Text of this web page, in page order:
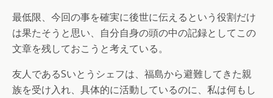
最低限、今回の事を確実に後世に伝えるという役割だけ
は果たそうと思い、自分自身の頭の中の記録としてこの
文章を残しておこうと考えている。
友人であるSいとうシェフは、福島から避難してきた親
族を受け入れ、具体的に活動しているのに、私は何もし